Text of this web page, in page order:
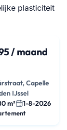
plasticiteit
/ maand
Capelle
IJssel
m² 1-8-2026